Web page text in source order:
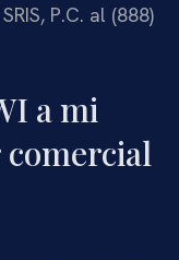
P.C. al (888)
a mi